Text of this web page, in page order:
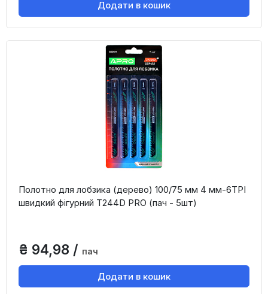
Додати в кошик
Полотно для лобзика (дерево) 100/75 мм 4 мм-6TPI
швидкий фігурний T244D PRO (пач - 5шт)
₴ 94,98 / пач
Додати в кошик